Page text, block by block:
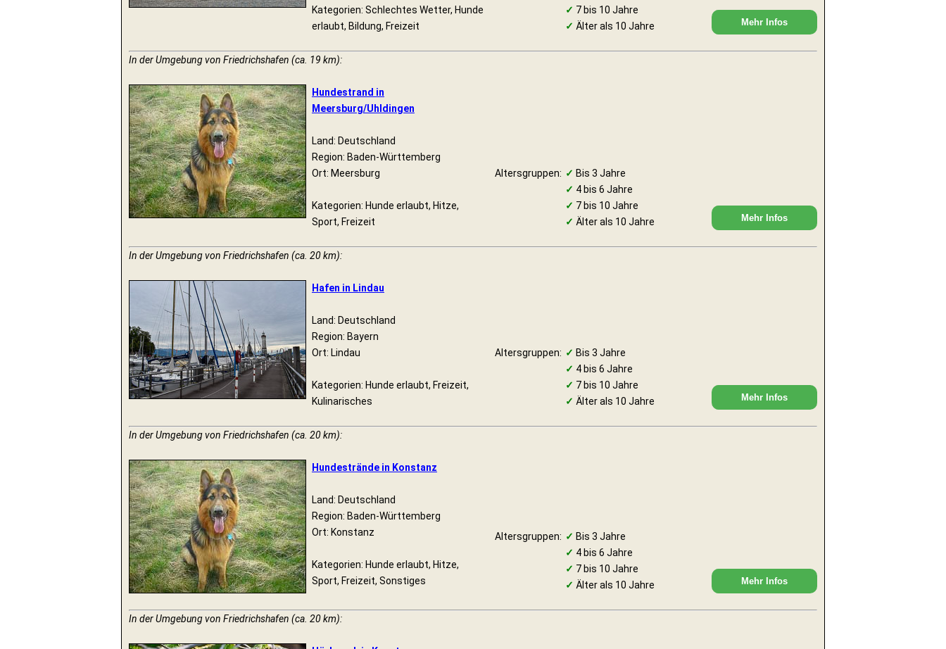
Kategorien: Schlechtes Wetter, Hunde
erlaubt, Bildung, Freizeit
✓ 7 bis 10 Jahre
✓ Älter als 10 Jahre Mehr Infos
In der Umgebung von Friedrichshafen (ca. 19 km):
Hundestrand in
Meersburg/Uhldingen
Land: Deutschland
Region: Baden-Württemberg
Ort: Meersburg
Kategorien: Hunde erlaubt, Hitze,
Sport, Freizeit
Altersgruppen: ✓ Bis 3 Jahre
✓ 4 bis 6 Jahre
✓ 7 bis 10 Jahre
✓ Älter als 10 Jahre Mehr Infos
In der Umgebung von Friedrichshafen (ca. 20 km):
Hafen in Lindau
Land: Deutschland
Region: Bayern
Ort: Lindau
Kategorien: Hunde erlaubt, Freizeit,
Kulinarisches
Altersgruppen: ✓ Bis 3 Jahre
✓ 4 bis 6 Jahre
✓ 7 bis 10 Jahre
✓ Älter als 10 Jahre Mehr Infos
In der Umgebung von Friedrichshafen (ca. 20 km):
Hundestrände in Konstanz
Land: Deutschland
Region: Baden-Württemberg
Ort: Konstanz
Kategorien: Hunde erlaubt, Hitze,
Sport, Freizeit, Sonstiges
Altersgruppen: ✓ Bis 3 Jahre
✓ 4 bis 6 Jahre
✓ 7 bis 10 Jahre
✓ Älter als 10 Jahre Mehr Infos
In der Umgebung von Friedrichshafen (ca. 20 km):